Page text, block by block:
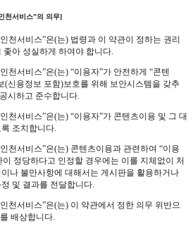
천서비스”의 의무]
천서비스”은(는) 법령과 이 약관이 정하는 권리
아 성실하게 하여야 합니다.
천서비스”은(는) “이용자”가 안전하게 “콘텐
(신용정보 포함)보호를 위해 보안시스템을 갖추
시하고 준수합니다.
천서비스”은(는) “이용자”가 콘텐츠이용 및 그 대
조치합니다.
천서비스”은(는) 콘텐츠이용과 관련하여 “이용
정당하다고 인정할 경우에는 이를 지체없이 처
나 불만사항에 대해서는 게시판을 활용하거나
및 결과를 전달합니다.
천서비스”은(는) 이 약관에서 정한 의무 위반으
배상합니다.